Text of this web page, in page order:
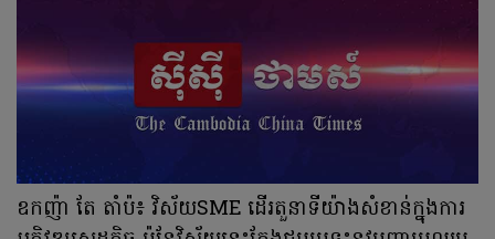
ឧកញ៉ា តែ តាំប៉៖ វិស័យSME ដើរតួនាទីយ៉ាងសំខាន់ក្នុងការ